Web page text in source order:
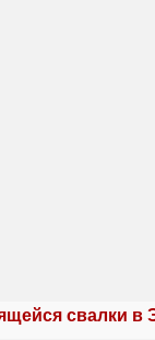
свалки в